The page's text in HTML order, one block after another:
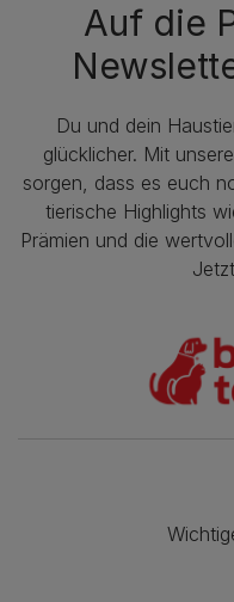
Auf die
Du und dein
glücklicher. Mit
sorgen, dass es euch
tierische Highlights
Prämien und die